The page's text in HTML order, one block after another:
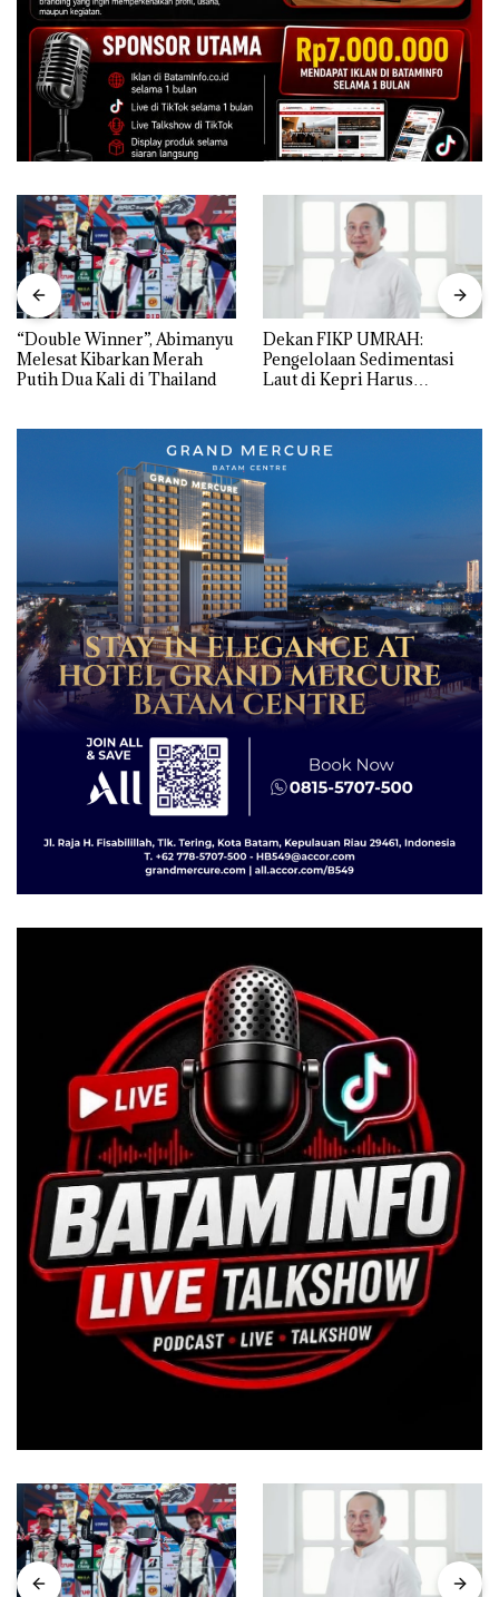
“Double Winner”, Abimanyu
Melesat Kibarkan Merah
Putih Dua Kali di Thailand
Dekan FIKP UMRAH:
Pengelolaan Sedimentasi
Laut di Kepri Harus
dengan Konservasi